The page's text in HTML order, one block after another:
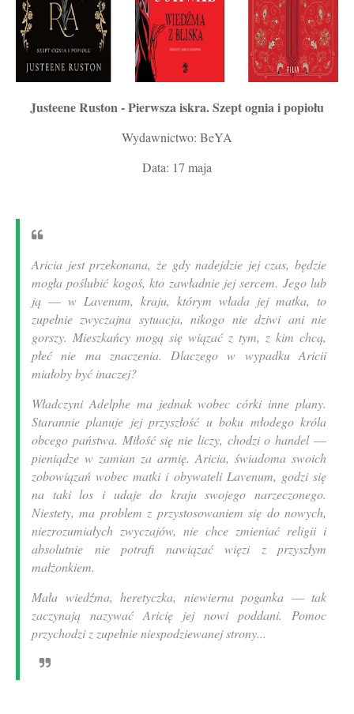
Justeene Ruston - Pierwsza iskra. Szept ognia i popiołu
Wydawnictwo: BeYA
Data: 17 maja
Aricia jest przekonana, że gdy nadejdzie jej czas, będzie
mogła poślubić kogoś, kto zawładnie jej sercem. Jego lub
ją ― w Lavenum, kraju, którym włada jej matka, to
zupełnie zwyczajna sytuacja, nikogo nie dziwi ani nie
gorszy. Mieszkańcy mogą się wiązać z tym, z kim chcą,
płeć nie ma znaczenia. Dlaczego w wypadku Aricii
miałoby być inaczej?
Władczyni Adelphe ma jednak wobec córki inne plany.
Starannie planuje jej przyszłość u boku młodego króla
obcego państwa. Miłość się nie liczy, chodzi o handel ―
pieniądze w zamian za armię. Aricia, świadoma swoich
zobowiązań wobec matki i obywateli Lavenum, godzi się
na taki los i udaje do kraju swojego narzeczonego.
Niestety, ma problem z przystosowaniem się do nowych,
niezrozumiałych zwyczajów, nie chce zmieniać religii i
absolutnie nie potrafi nawiązać więzi z przyszłym
małżonkiem.
Mała wiedźma, heretyczka, niewierna poganka ― tak
zaczynają nazywać Aricię jej nowi poddani. Pomoc
przychodzi z zupełnie niespodziewanej strony...